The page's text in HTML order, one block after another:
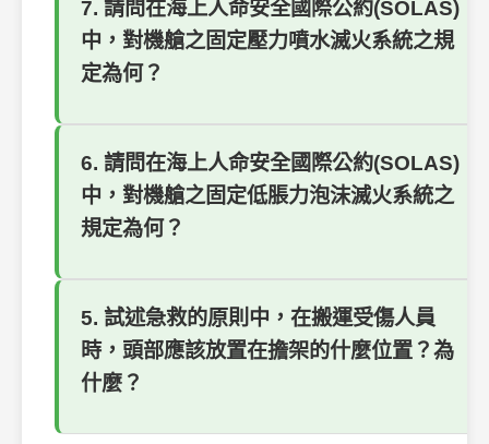
7. 請問在海上人命安全國際公約(SOLAS)
中，對機艙之固定壓力噴水滅火系統之規
定為何？
6. 請問在海上人命安全國際公約(SOLAS)
中，對機艙之固定低脹力泡沫滅火系統之
規定為何？
5. 試述急救的原則中，在搬運受傷人員
時，頭部應該放置在擔架的什麼位置？為
什麼？